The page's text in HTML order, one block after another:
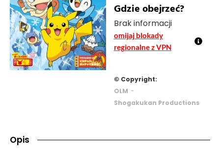
Gdzie obejrzeć?
Brak informacji
omijaj blokady
regionalne z VPN
© Copyright:
OLM -
Shogakukan Productions
Opis